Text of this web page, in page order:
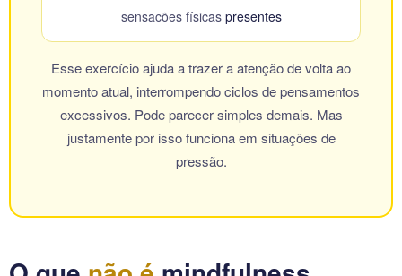
sensacões físicas presentes
Esse exercício ajuda a trazer a atenção de volta ao
momento atual, interrompendo ciclos de pensamentos
excessivos. Pode parecer simples demais. Mas
justamente por isso funciona em situações de
pressão.